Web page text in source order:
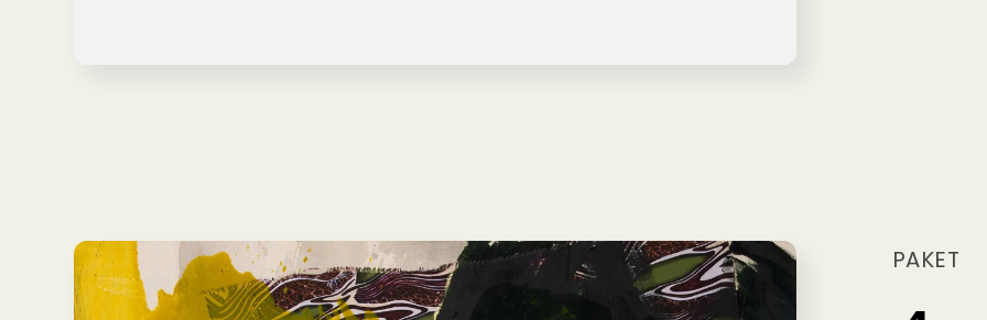
PAKET